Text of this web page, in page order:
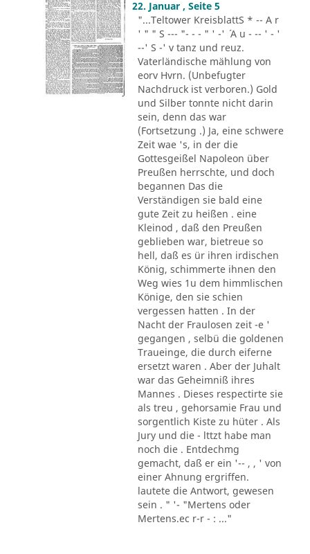
22. Januar , Seite 5
"...Teltower KreisblattS * -- A r
' " " S --- "- - - " ' -' ´ A u - -- ' - '
--' S -' v tanz und reuz.
Vaterländische mählung von
eorv Hvrn. (Unbefugter
Nachdruck ist verboren.) Gold
und Silber tonnte nicht darin
sein, denn das war
(Fortsetzung .) Ja, eine schwere
Zeit wae 's, in der die
Gottesgeißel Napoleon über
Preußen herrschte, und doch
begannen Das die
Verständigen sie bald eine
gute Zeit zu heißen . eine
Kleinod , daß den Preußen
geblieben war, bietreue so
hell, daß es ür ihren irdischen
König, schimmerte ihnen den
Weg wies 1u dem himmlischen
Könige, den sie schien
vergessen hatten . In der
Nacht der Fraulosen zeit -e '
gegangen , selbü die goldenen
Traueinge, die durch eiferne
ersetzt waren . Aber der Juhalt
war das Geheimniß ihres
Mannes . Dieses respectirte sie
als treu , gehorsamie Frau und
sorgentlich Kiste zu hüter . Als
Jury und die - lttzt habe man
noch die . Entdechmg
gemacht, daß er ein '-- , , ' von
einer Ahnung ergriffen.
lautete die Antwort, gewesen
sein . " '- "Mertens oder
Mertens.ec r-r - : ..."